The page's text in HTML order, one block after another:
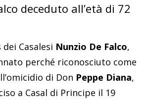
deceduto all’età di 72
Casalesi Nunzio De Falco,
perché riconosciuto come
di Don Peppe Diana,
a Casal di Principe il 19